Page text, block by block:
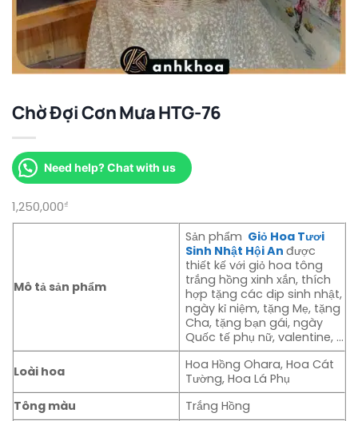
Chờ Đợi Cơn Mưa HTG-76
Need help? Chat with us
1,250,000₫
Mô tả sản phẩm
Sản phẩm Giỏ Hoa Tươi
Sinh Nhật Hội Anđược
thiết kế với giỏ hoa tông
trắng hồng xinh xắn, thích
hợp tặng các dịp sinh nhật,
ngày kỉ niệm, tặng Mẹ, tặng
Cha, tặng bạn gái, ngày
Quốc tế phụ nữ, valentine, …
Loài hoa
Hoa Hồng Ohara, Hoa Cát
Tường, Hoa Lá Phụ
Tông màu
Trắng Hồng